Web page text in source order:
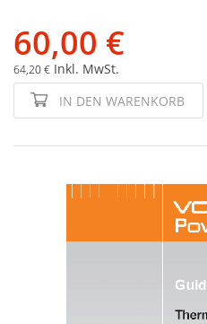
60,00 €
64,20 € Inkl. MwSt.
IN DEN WARENKORB